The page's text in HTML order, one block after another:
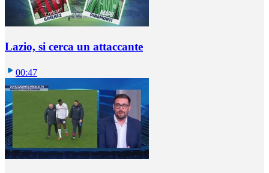
Lazio, si cerca un attaccante
00:47